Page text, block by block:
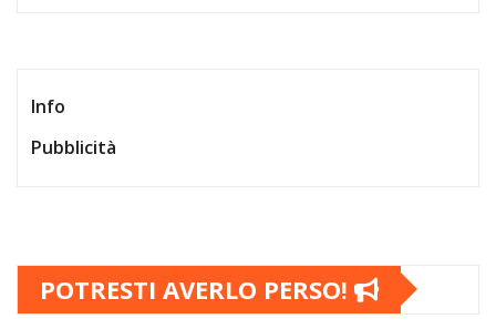
Info
Pubblicità
POTRESTI AVERLO PERSO!